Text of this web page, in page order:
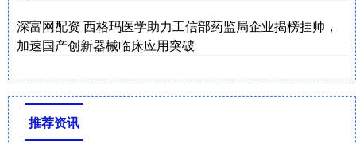
深富网配资 西格玛医学助力工信部药监局企业揭榜挂帅，
加速国产创新器械临床应用突破
推荐资讯